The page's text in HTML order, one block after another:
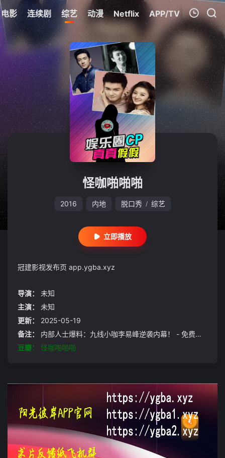
电影 连续剧 综艺 动漫 Netflix APP/TV
暂无观看影片的记录
怪咖啪啪啪
2016 内地 脱口秀 / 综艺
立即播放
冠建影视发布页 app.ygba.xyz
导演：
未知
主演：
未知
更新：
2025-05-19
备注：
内部人士爆料：九线小咖李易峰逆袭内幕！ - 免费在线观看
豆瓣：
怪咖啪啪啪